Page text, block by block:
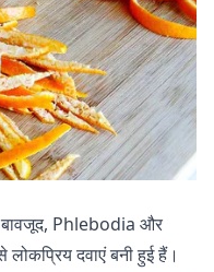
बावजूद, Phlebodia और
दवाएं बनी हुई हैं।